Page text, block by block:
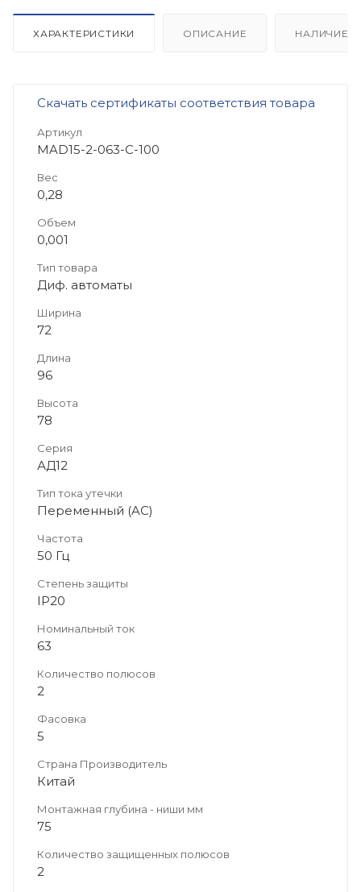
ХАРАКТЕРИСТИКИ ОПИСАНИЕ НАЛИЧИЕ
Скачать сертификаты соответствия товара
Артикул
MAD15-2-063-C-100
Вес
0,28
Объем
0,001
Тип товара
Диф. автоматы
Ширина
72
Длина
96
Высота
78
Серия
АД12
Тип тока утечки
Переменный (AC)
Частота
50 Гц
Степень защиты
IP20
Номинальный ток
63
Количество полюсов
2
Фасовка
5
Страна Производитель
Китай
Монтажная глубина - ниши мм
75
Количество защищенных полюсов
2